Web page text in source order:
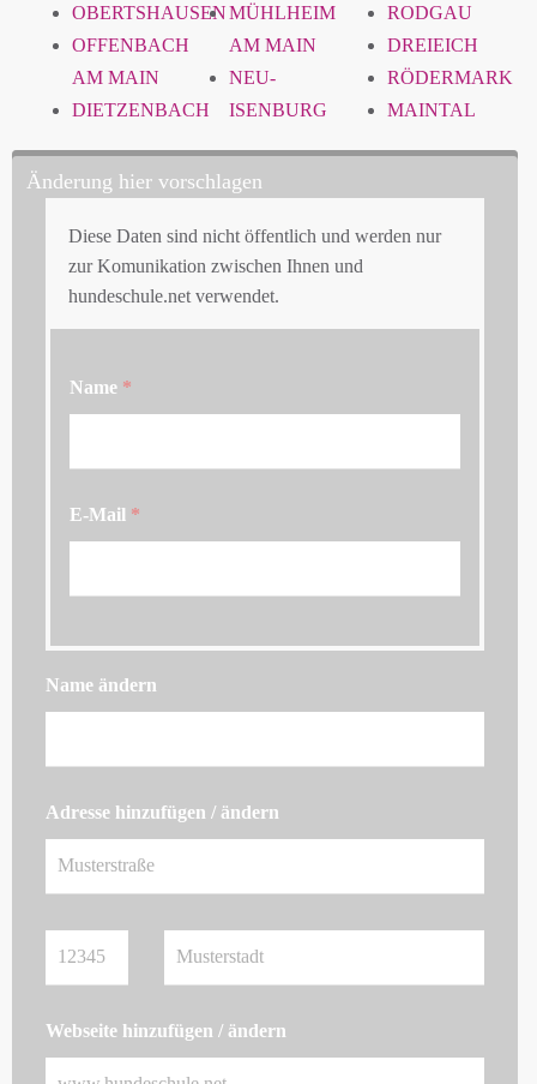
OBERTSHAUSEN
OFFENBACH
AM MAIN
DIETZENBACH
MÜHLHEIM
AM MAIN
NEU-
ISENBURG
RODGAU
DREIEICH
RÖDERMARK
MAINTAL
Änderung hier vorschlagen
Diese Daten sind nicht öffentlich und werden nur
zur Komunikation zwischen Ihnen und
hundeschule.net verwendet.
Name *
E-Mail *
Name ändern
Adresse hinzufügen / ändern
Webseite hinzufügen / ändern